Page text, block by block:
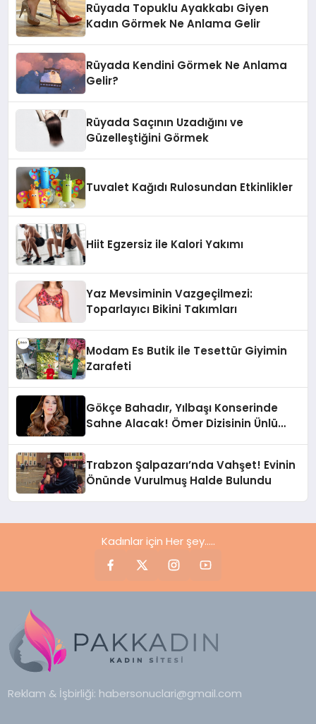
Rüyada Topuklu Ayakkabı Giyen
Kadın Görmek Ne Anlama Gelir
Rüyada Kendini Görmek Ne Anlama
Gelir?
Rüyada Saçının Uzadığını ve
Güzelleştiğini Görmek
Tuvalet Kağıdı Rulosundan Etkinlikler
Hiit Egzersiz ile Kalori Yakımı
Yaz Mevsiminin Vazgeçilmezi:
Toparlayıcı Bikini Takımları
Modam Es Butik ile Tesettür Giyimin
Zarafeti
Gökçe Bahadır, Yılbaşı Konserinde
Sahne Alacak! Ömer Dizisinin Ünlü
Trabzon Şalpazarı’nda Vahşet! Evinin
Önünde Vurulmuş Halde Bulundu
Kadınlar için Her şey.....
Reklam & İşbirliği: habersonuclari@gmail.com